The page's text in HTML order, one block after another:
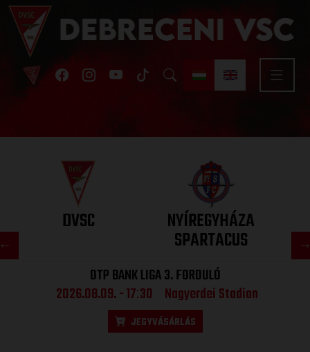
DVSC NYÍREGYHÁZA
SPARTACUS
OTP BANK LIGA 3. FORDULÓ
2026.08.09. - 17:30 Nagyerdei Stadion
JEGYVÁSÁRLÁS